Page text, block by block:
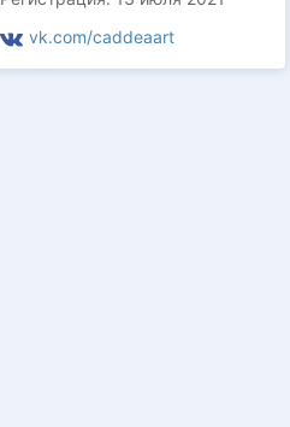
vk.com/caddeaart